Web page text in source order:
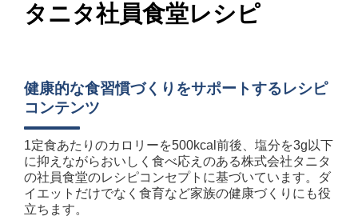
タニタ社員食堂レシピ
健康的な食習慣づくりをサポートするレシピ
コンテンツ
1定食あたりのカロリーを500kcal前後、塩分を3g以下
に抑えながらおいしく食べ応えのある株式会社タニタ
の社員食堂のレシピコンセプトに基づいています。ダ
イエットだけでなく食育など家族の健康づくりにも役
立ちます。